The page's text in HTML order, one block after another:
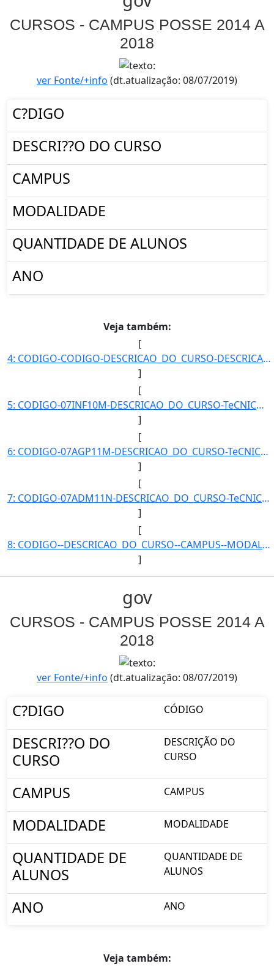
CURSOS - CAMPUS POSSE 2014 A
2018
ver Fonte/+info (dt.atualização: 08/07/2019)
C?DIGO
DESCRI??O DO CURSO
CAMPUS
MODALIDADE
QUANTIDADE DE ALUNOS
ANO
Veja também:
[
4: CODIGO-CODIGO-DESCRICAO_DO_CURSO-DESCRICAO_DO_CURSO-CAMPUS-CAMPUS-MODALIDADE-MODALIDADE-QUANTIDADE_D]
]
[
5: CODIGO-07INF10M-DESCRICAO_DO_CURSO-TeCNICO_EM_INFORMaTICA_-_POSSE-CAMPUS-Posse-MODALIDADE-Concomitan]
]
[
6: CODIGO-07AGP11M-DESCRICAO_DO_CURSO-TeCNICO_EM_AGROPECUaRIA_-_POSSE-CAMPUS-Posse-MODALIDADE-Concomita]
]
[
7: CODIGO-07ADM11N-DESCRICAO_DO_CURSO-TeCNICO_EM_ADMINISTRAcaO_-_POSSE-CAMPUS-Posse-MODALIDADE-Concomit]
]
[
8: CODIGO--DESCRICAO_DO_CURSO--CAMPUS--MODALIDADE--QUANTIDADE_DE_ALUNOS-}]
]
gov
CURSOS - CAMPUS POSSE 2014 A
2018
ver Fonte/+info (dt.atualização: 08/07/2019)
C?DIGO CÓDIGO
DESCRI??O DO
CURSO
DESCRIÇÃO DO
CURSO
CAMPUS CAMPUS
MODALIDADE MODALIDADE
QUANTIDADE DE
ALUNOS
QUANTIDADE DE
ALUNOS
ANO ANO
Veja também: